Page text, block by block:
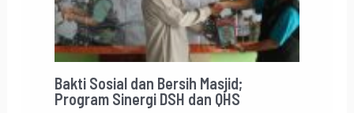
Bakti Sosial dan Bersih Masjid;
Program Sinergi DSH dan QHS